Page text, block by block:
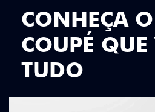
CONHEÇA
COUPÉ
TUDO